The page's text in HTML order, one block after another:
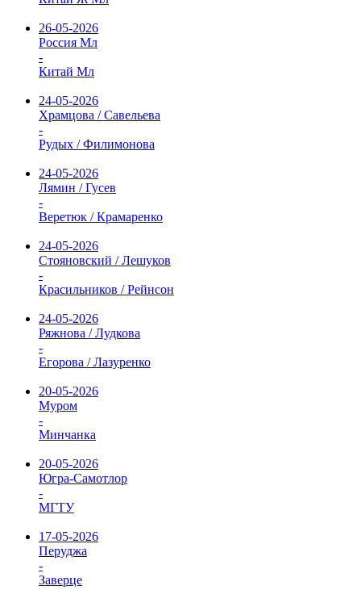
26-05-2026
Россия Мл
-
Китай Мл
24-05-2026
Храмцова / Савельева
-
Рудых / Филимонова
24-05-2026
Лямин / Гусев
-
Веретюк / Крамаренко
24-05-2026
Стояновский / Лешуков
-
Красильников / Рейнсон
24-05-2026
Ряжнова / Лудкова
-
Егорова / Лазуренко
20-05-2026
Муром
-
Минчанка
20-05-2026
Югра-Самотлор
-
МГТУ
17-05-2026
Перуджа
-
Заверце